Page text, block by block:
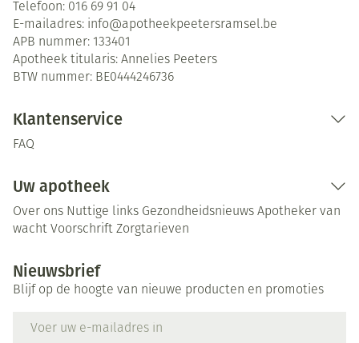
Telefoon: 016 69 91 04
E-mailadres: info@apotheekpeetersramsel.be
APB nummer: 133401
Apotheek titularis: Annelies Peeters
BTW nummer: BE0444246736
Klantenservice
FAQ
Uw apotheek
Over ons Nuttige links Gezondheidsnieuws Apotheker van
wacht Voorschrift Zorgtarieven
Nieuwsbrief
Blijf op de hoogte van nieuwe producten en promoties